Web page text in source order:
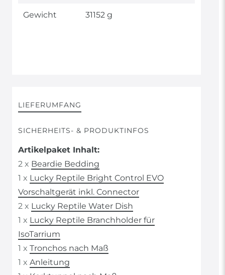
Gewicht 31152 g
LIEFERUMFANG
SICHERHEITS- & PRODUKTINFOS
Artikelpaket Inhalt:
2 x Beardie Bedding
1 x Lucky Reptile Bright Control EVO
Vorschaltgerät inkl. Connector
2 x Lucky Reptile Water Dish
1 x Lucky Reptile Branchholder für
IsoTarrium
1 x Tronchos nach Maß
1 x Anleitung